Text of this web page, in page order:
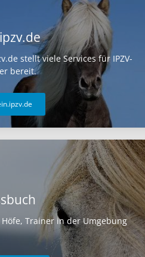
stellt viele Services für IPZV-
bereit.
Höfe, Trainer in der Umgebung